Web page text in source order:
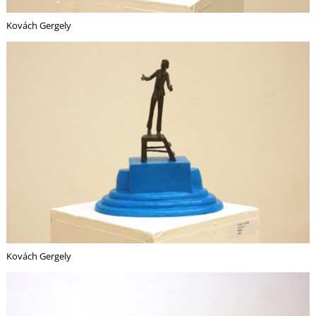
Kovách Gergely
Kovách Gergely